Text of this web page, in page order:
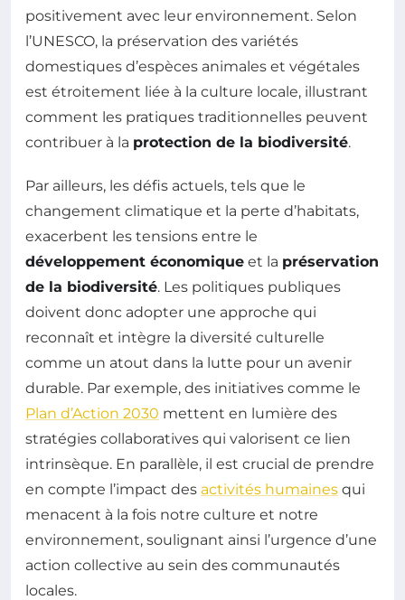
positivement avec leur environnement. Selon
l’UNESCO, la préservation des variétés
domestiques d’espèces animales et végétales
est étroitement liée à la culture locale, illustrant
comment les pratiques traditionnelles peuvent
contribuer à la protection de la biodiversité.
Par ailleurs, les défis actuels, tels que le
changement climatique et la perte d’habitats,
exacerbent les tensions entre le
développement économique et la préservation
de la biodiversité. Les politiques publiques
doivent donc adopter une approche qui
reconnaît et intègre la diversité culturelle
comme un atout dans la lutte pour un avenir
durable. Par exemple, des initiatives comme le
Plan d’Action 2030 mettent en lumière des
stratégies collaboratives qui valorisent ce lien
intrinsèque. En parallèle, il est crucial de prendre
en compte l’impact des activités humaines qui
menacent à la fois notre culture et notre
environnement, soulignant ainsi l’urgence d’une
action collective au sein des communautés
locales.